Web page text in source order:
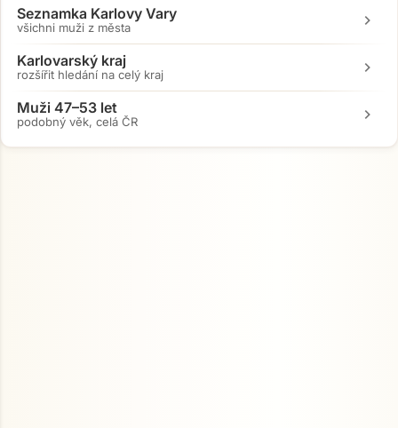
Seznamka Karlovy Vary
všichni muži z města chevron_right
Karlovarský kraj
rozšířit hledání na celý kraj chevron_right
Muži 47–53 let
podobný věk, celá ČR chevron_right